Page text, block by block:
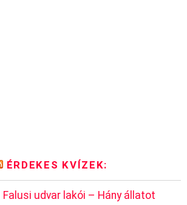
ÉRDEKES KVÍZEK:
udvar lakói – Hány állatot